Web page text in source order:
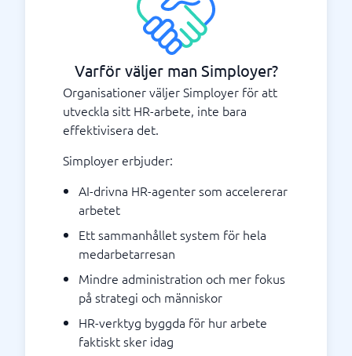
Varför väljer man Simployer?
Organisationer väljer Simployer för att
utveckla sitt HR-arbete, inte bara
effektivisera det.
Simployer erbjuder:
AI-drivna HR-agenter som accelererar
arbetet
Ett sammanhållet system för hela
medarbetarresan
Mindre administration och mer fokus
på strategi och människor
HR-verktyg byggda för hur arbete
faktiskt sker idag